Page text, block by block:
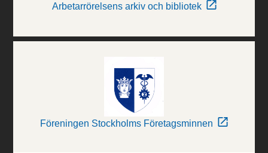
Arbetarrörelsens arkiv och bibliotek
Föreningen Stockholms Företagsminnen